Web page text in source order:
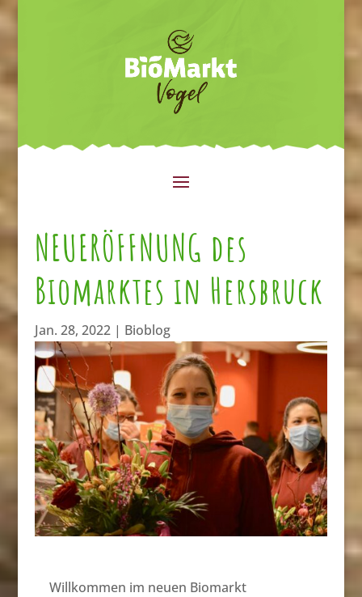
NEUERÖFFNUNG des
Biomarktes in Hersbruck
Jan. 28, 2022| Bioblog
Willkommen im neuen Biomarkt